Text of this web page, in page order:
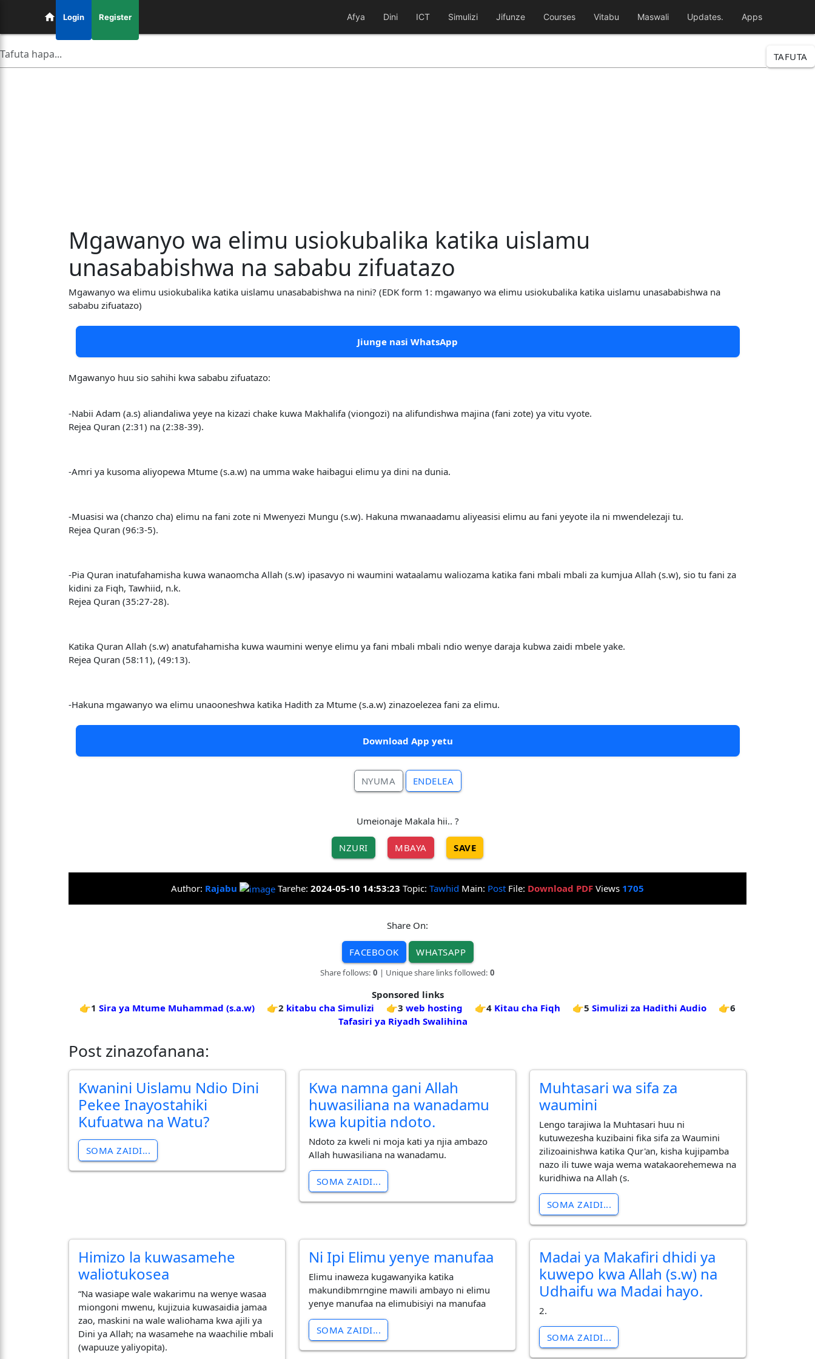
Login Register Afya Dini ICT Simulizi Jifunze Courses Vitabu Maswali Updates. Apps
TAFUTA
Mgawanyo wa elimu usiokubalika katika uislamu
unasababishwa na sababu zifuatazo
Mgawanyo wa elimu usiokubalika katika uislamu unasababishwa na nini? (EDK form 1: mgawanyo wa elimu usiokubalika katika uislamu unasababishwa na
sababu zifuatazo)
Jiunge nasi WhatsApp
Mgawanyo huu sio sahihi kwa sababu zifuatazo:
-Nabii Adam (a.s) aliandaliwa yeye na kizazi chake kuwa Makhalifa (viongozi) na alifundishwa majina (fani zote) ya vitu vyote.
Rejea Quran (2:31) na (2:38-39).
-Amri ya kusoma aliyopewa Mtume (s.a.w) na umma wake haibagui elimu ya dini na dunia.
-Muasisi wa (chanzo cha) elimu na fani zote ni Mwenyezi Mungu (s.w). Hakuna mwanaadamu aliyeasisi elimu au fani yeyote ila ni mwendelezaji tu.
Rejea Quran (96:3-5).
-Pia Quran inatufahamisha kuwa wanaomcha Allah (s.w) ipasavyo ni waumini wataalamu waliozama katika fani mbali mbali za kumjua Allah (s.w), sio tu fani za
kidini za Fiqh, Tawhiid, n.k.
Rejea Quran (35:27-28).
Katika Quran Allah (s.w) anatufahamisha kuwa waumini wenye elimu ya fani mbali mbali ndio wenye daraja kubwa zaidi mbele yake.
Rejea Quran (58:11), (49:13).
-Hakuna mgawanyo wa elimu unaooneshwa katika Hadith za Mtume (s.a.w) zinazoelezea fani za elimu.
Download App yetu
NYUMA ENDELEA
Umeionaje Makala hii.. ?
NZURI MBAYA SAVE
Author: Rajabu Tarehe: 2024-05-10 14:53:23 Topic: Tawhid Main: Post File: Download PDF Views 1705
Share On:
FACEBOOK WHATSAPP
Share follows: 0 | Unique share links followed: 0
Sponsored links
👉1 Sira ya Mtume Muhammad (s.a.w) 👉2 kitabu cha Simulizi 👉3 web hosting 👉4 Kitau cha Fiqh 👉5 Simulizi za Hadithi Audio
👉6
Tafasiri ya Riyadh Swalihina
Post zinazofanana:
Kwanini Uislamu Ndio Dini
Pekee Inayostahiki
Kufuatwa na Watu?
SOMA ZAIDI...
Kwa namna gani Allah
huwasiliana na wanadamu
kwa kupitia ndoto.
Ndoto za kweli ni moja kati ya njia ambazo
Allah huwasiliana na wanadamu.
SOMA ZAIDI...
Muhtasari wa sifa za
waumini
Lengo tarajiwa la Muhtasari huu ni
kutuwezesha kuzibaini fika sifa za Waumini
zilizoainishwa katika Qur'an, kisha kujipamba
nazo ili tuwe waja wema watakaorehemewa na
kuridhiwa na Allah (s.
SOMA ZAIDI...
Himizo la kuwasamehe
waliotukosea
“Na wasiape wale wakarimu na wenye wasaa
miongoni mwenu, kujizuia kuwasaidia jamaa
zao, maskini na wale waliohama kwa ajili ya
Dini ya Allah; na wasamehe na waachilie mbali
(wapuuze yaliyopita).
Ni Ipi Elimu yenye manufaa
Elimu inaweza kugawanyika katika
makundibmrngine mawili ambayo ni elimu
yenye manufaa na elimubisiyi na manufaa
SOMA ZAIDI...
Madai ya Makafiri dhidi ya
kuwepo kwa Allah (s.w) na
Udhaifu wa Madai hayo.
2.
SOMA ZAIDI...